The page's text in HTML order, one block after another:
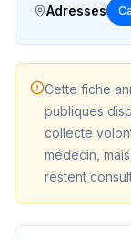
Adresses
Cette fiche
publiques
collecte
médecin,
restent